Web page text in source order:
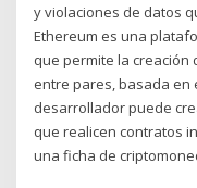
y violaciones de datos
Ethereum es una
que permite la creación
entre pares, basada en
desarrollador puede
que realicen contratos
una ficha de